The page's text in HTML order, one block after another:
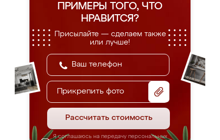
ПРИМЕРЫ
ТОГО, ЧТО
НРАВИТСЯ?
Присылайте — сделаем также
или лучше!
Прикрепить фото
Рассчитать стоимость
Я соглашаюсь на передачу персональных